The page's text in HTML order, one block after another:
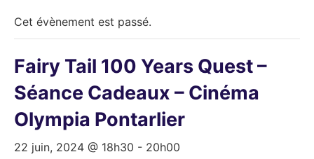
Cet évènement est passé.
Fairy Tail 100 Years Quest –
Séance Cadeaux – Cinéma
Olympia Pontarlier
22 juin, 2024 @ 18h30 - 20h00